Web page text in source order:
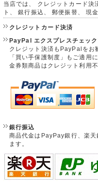
当店では、 クレジットカード
ト、 銀行振込、 郵便振替、 現
クレジットカード決済
PayPal エクスプレスチェック
クレジット決済もPayPalをお
「買い手保護制度」もご適用
金券類商品はクレジット利用
銀行振込
商品代金はPayPay銀行、楽
ます。